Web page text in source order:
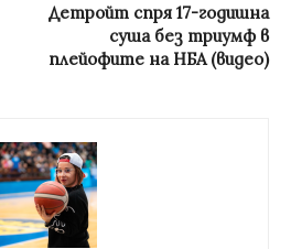
Детройт спря 17-годишна
суша без триумф в
плейофите на НБА (видео)